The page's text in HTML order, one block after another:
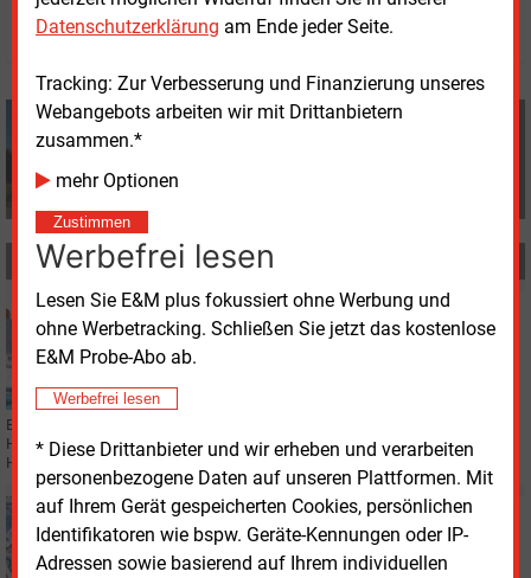
Datenschutzerklärung am Ende jeder Seite.
Tracking: Zur Verbesserung und Finanzierung unseres
Webangebots arbeiten wir mit Drittanbietern
zusammen.*
mehr Optionen
Zustimmen
Werbefrei lesen
Lesen Sie E&M plus fokussiert ohne Werbung und
ohne Werbetracking. Schließen Sie jetzt das kostenlose
E&M Probe-Abo ab.
Werbefrei lesen
* Diese Drittanbieter und wir erheben und verarbeiten
personenbezogene Daten auf unseren Plattformen. Mit
auf Ihrem Gerät gespeicherten Cookies, persönlichen
Identifikatoren wie bspw. Geräte-Kennungen oder IP-
Adressen sowie basierend auf Ihrem individuellen
© 2026 Energie & Management GmbH
Volker Stephan
MEHR ZUM THEMA
Donnerstag, 2.01.2025, 12:48
WÄRME
Verunsicherung beim Heizungsgesetz bremst
Eine Umfrage der Initiative Klimaneutrales Deutschland (IKND) zeigt, dass
Hausbesitzer wegen der unsicheren politischen Rahmen beim
Heizungsgesetz wichtige Sanierungen aufschieben.
Freitag, 6.12.2024, 17:04
FINANZIERUNG
Fonds für Bürgerenergie-Projekte